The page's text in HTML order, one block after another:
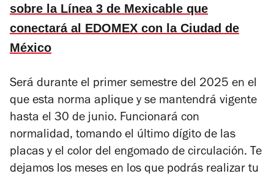
sobre la Línea 3 de Mexicable que
conectará al EDOMEX con la Ciudad de
México
Será durante el primer semestre del 2025 en el
que esta norma aplique y se mantendrá vigente
hasta el 30 de junio. Funcionará con
normalidad, tomando el último dígito de las
placas y el color del engomado de circulación. Te
dejamos los meses en los que podrás realizar tu